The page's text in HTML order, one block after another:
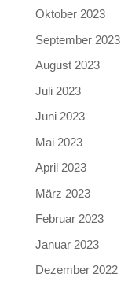
Oktober 2023
September 2023
August 2023
Juli 2023
Juni 2023
Mai 2023
April 2023
März 2023
Februar 2023
Januar 2023
Dezember 2022